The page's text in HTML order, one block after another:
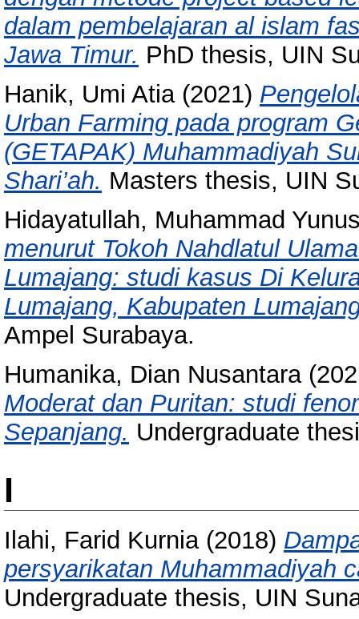
dalam pembelajaran al islam
Jawa Timur. PhD thesis, UIN
Hanik, Umi Atia(2021)
Urban Farming pada program
(GETAPAK) Muhammadiyah
Shari’ah. Masters thesis, UIN
Hidayatullah, Muhammad
menurut Tokoh Nahdlatul
Lumajang: studi kasus Di
Lumajang, Kabupaten
Ampel Surabaya.
Humanika, Dian Nusantara
Moderat dan Puritan: studi
Sepanjang. Undergraduate
I
Ilahi, Farid Kurnia(2018)
persyarikatan Muhammadiyah
Undergraduate thesis, UIN